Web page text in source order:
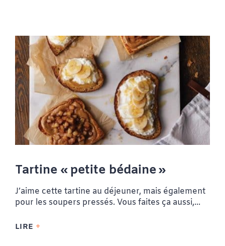
Tartine « petite bédaine »
J’aime cette tartine au déjeuner, mais également
pour les soupers pressés. Vous faites ça aussi,...
LIRE